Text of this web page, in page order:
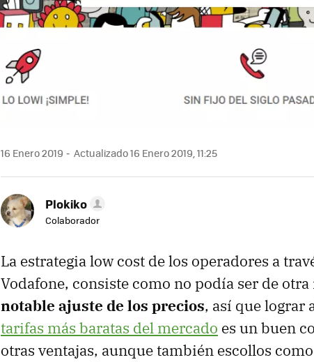
16 Enero 2019 Actualizado 16 Enero 2019, 11:25
Plokiko
Colaborador
La estrategia low cost de los operadores a
Vodafone, consiste como no podía ser de
notable ajuste de los precios, así que lograr
tarifas más baratas del mercado es un buen
otras ventajas, aunque también escollos